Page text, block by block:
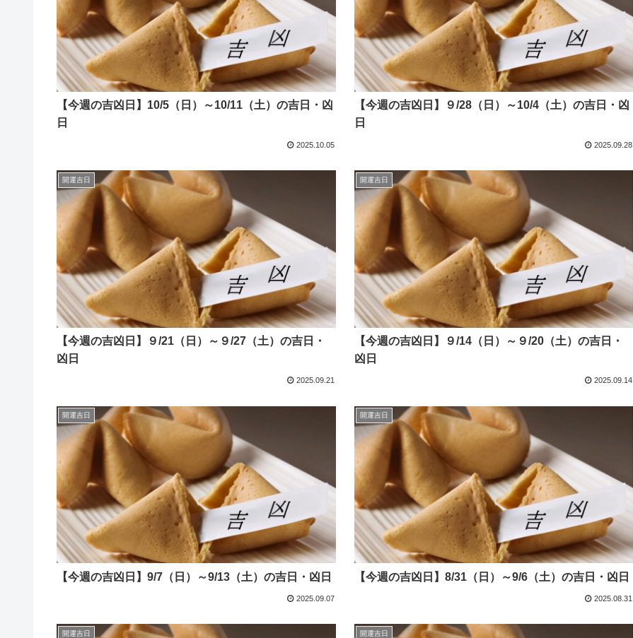
【今週の吉凶日】10/5（日）～10/11（土）の吉日・凶
日
2025.10.05
【今週の吉凶日】９/28（日）～10/4（土）の吉日・凶
日
2025.09.28
開運吉日
【今週の吉凶日】９/21（日）～９/27（土）の吉日・
凶日
2025.09.21
開運吉日
【今週の吉凶日】９/14（日）～９/20（土）の吉日・
凶日
2025.09.14
開運吉日
【今週の吉凶日】9/7（日）～9/13（土）の吉日・凶日
2025.09.07
開運吉日
【今週の吉凶日】8/31（日）～9/6（土）の吉日・凶日
2025.08.31
開運吉日 開運吉日